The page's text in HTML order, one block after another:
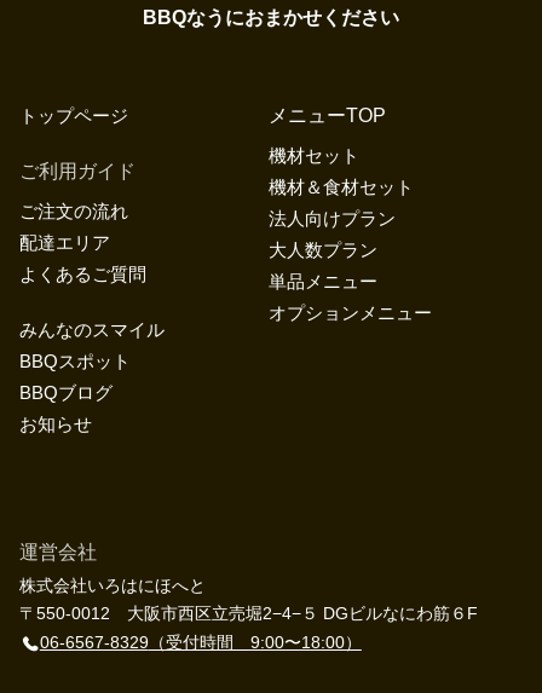
BBQなうにおまかせください
運営会社
株式会社いろはにほへと
〒550-0012 大阪市西区立売堀2−4−５ DGビルなにわ筋６F
06-6567-8329（受付時間 9:00〜18:00）
トップページ
メニューTOP
機材セット
機材＆食材セット
法人向けプラン
大人数プラン
単品メニュー
オプションメニュー
ご利用ガイド
ご注文の流れ
配達エリア
よくあるご質問
みんなのスマイル
BBQスポット
BBQブログ
お知らせ